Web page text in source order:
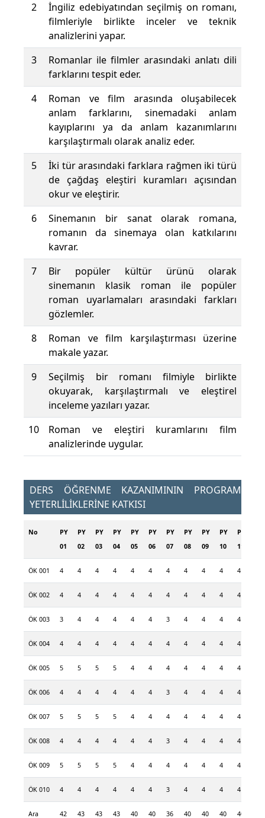
2
İngiliz edebiyatından seçilmiş on romanı,
filmleriyle birlikte inceler ve teknik
analizlerini yapar.
3
Romanlar ile filmler arasındaki anlatı dili
farklarını tespit eder.
4
Roman ve film arasında oluşabilecek
anlam farklarını, sinemadaki anlam
kayıplarını ya da anlam kazanımlarını
karşılaştırmalı olarak analiz eder.
5
İki tür arasındaki farklara rağmen iki türü
de çağdaş eleştiri kuramları açısından
okur ve eleştirir.
6
Sinemanın bir sanat olarak romana,
romanın da sinemaya olan katkılarını
kavrar.
7
Bir popüler kültür ürünü olarak
sinemanın klasik roman ile popüler
roman uyarlamaları arasındaki farkları
gözlemler.
8
Roman ve film karşılaştırması üzerine
makale yazar.
9
Seçilmiş bir romanı filmiyle birlikte
okuyarak, karşılaştırmalı ve eleştirel
inceleme yazıları yazar.
10
Roman ve eleştiri kuramlarını film
analizlerinde uygular.
DERS ÖĞRENME KAZANIMININ PROGRAM
YETERLİLİKLERİNE KATKISI
No
PY
01
PY
02
PY
03
PY
04
PY
05
PY
06
PY
07
PY
08
PY
09
PY
10
PY
11
ÖK 001 4 4 4 4 4 4 4 4 4 4 4
ÖK 002 4 4 4 4 4 4 4 4 4 4 4
ÖK 003 3 4 4 4 4 4 3 4 4 4 4
ÖK 004 4 4 4 4 4 4 4 4 4 4 4
ÖK 005 5 5 5 5 4 4 4 4 4 4 4
ÖK 006 4 4 4 4 4 4 3 4 4 4 4
ÖK 007 5 5 5 5 4 4 4 4 4 4 4
ÖK 008 4 4 4 4 4 4 3 4 4 4 4
ÖK 009 5 5 5 5 4 4 4 4 4 4 4
ÖK 010 4 4 4 4 4 4 3 4 4 4 4
Ara 42 43 43 43 40 40 36 40 40 40 40